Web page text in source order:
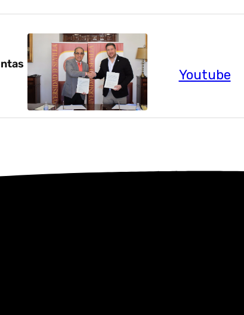
Youtube
archivada en su memoria. Quintero
la plataforma de análisis de
por Google y convertiría
Sin embargo, había una